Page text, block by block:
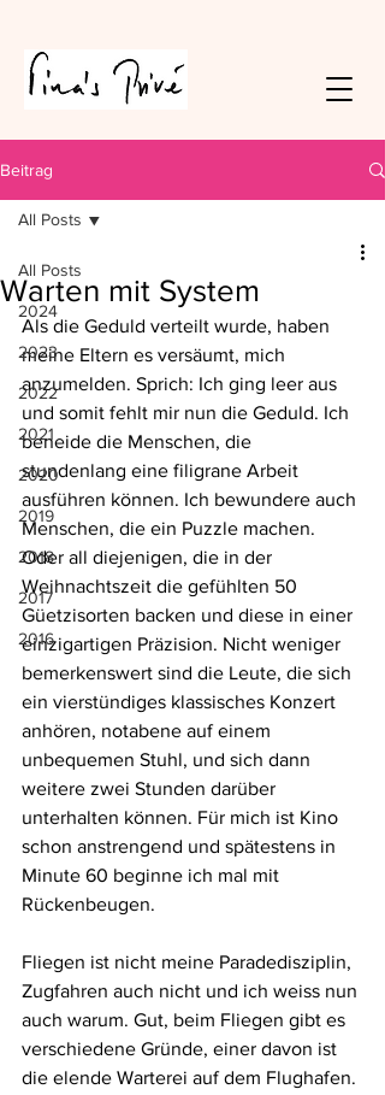
Beitrag
All Posts
2024
2023
2022
2021
2020
2019
2018
2017
2016
All Posts
Warten mit System
Als die Geduld verteilt wurde, haben
meine Eltern es versäumt, mich
anzumelden. Sprich: Ich ging leer aus
und somit fehlt mir nun die Geduld. Ich
beneide die Menschen, die
stundenlang eine filigrane Arbeit
ausführen können. Ich bewundere auch
Menschen, die ein Puzzle machen.
Oder all diejenigen, die in der
Weihnachtszeit die gefühlten 50
Güetzisorten backen und diese in einer
einzigartigen Präzision. Nicht weniger
bemerkenswert sind die Leute, die sich
ein vierstündiges klassisches Konzert
anhören, notabene auf einem
unbequemen Stuhl, und sich dann
weitere zwei Stunden darüber
unterhalten können. Für mich ist Kino
schon anstrengend und spätestens in
Minute 60 beginne ich mal mit
Rückenbeugen.
Fliegen ist nicht meine Paradedisziplin,
Zugfahren auch nicht und ich weiss nun
auch warum. Gut, beim Fliegen gibt es
verschiedene Gründe, einer davon ist
die elende Warterei auf dem Flughafen.